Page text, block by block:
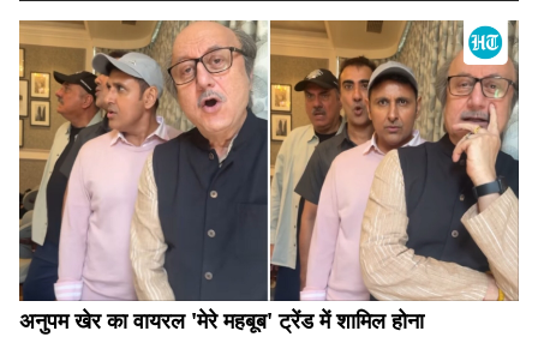
अनुपम खेर का वायरल 'मेरे महबूब' ट्रेंड में शामिल होना